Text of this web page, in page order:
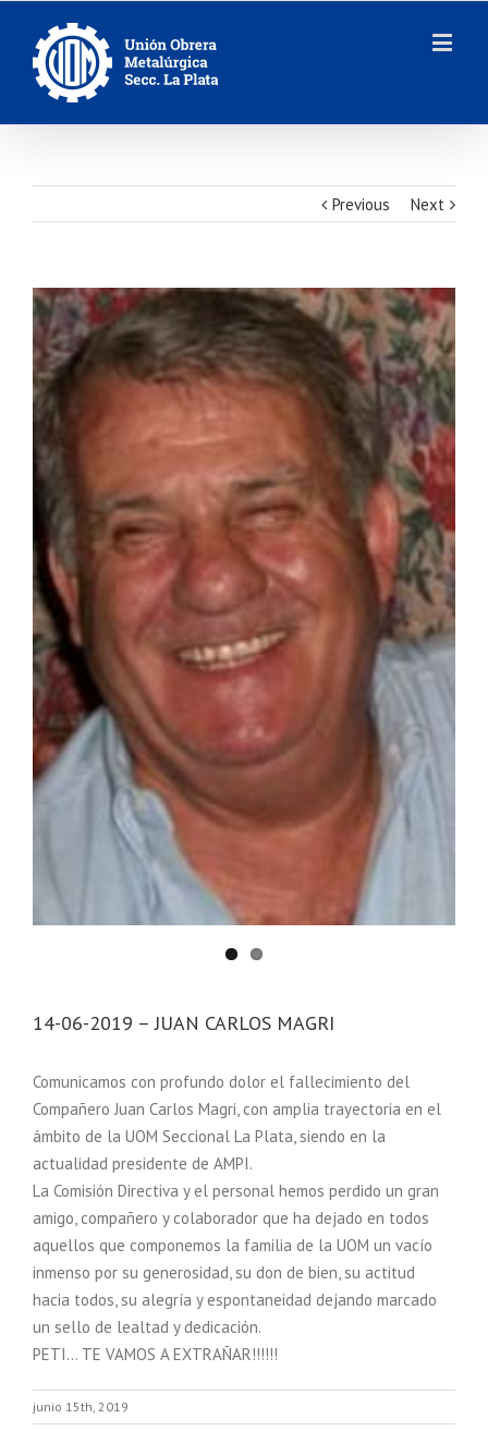
Previous Next
View
Larger
Image
14-06-2019 – JUAN CARLOS MAGRI
Comunicamos con profundo dolor el fallecimiento del
Compañero Juan Carlos Magri, con amplia trayectoria en el
ámbito de la UOM Seccional La Plata, siendo en la
actualidad presidente de AMPI.
La Comisión Directiva y el personal hemos perdido un gran
amigo, compañero y colaborador que ha dejado en todos
aquellos que componemos la familia de la UOM un vacío
inmenso por su generosidad, su don de bien, su actitud
hacia todos, su alegría y espontaneidad dejando marcado
un sello de lealtad y dedicación.
PETI… TE VAMOS A EXTRAÑAR!!!!!!
junio 15th, 2019